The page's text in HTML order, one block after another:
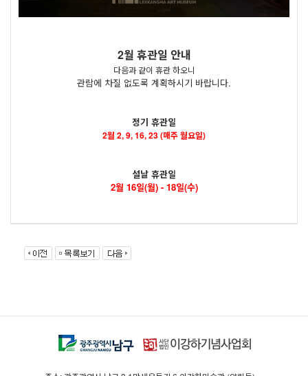
2월 휴관일 안내
다음과 같이 휴관 하오니
관람에 차질 없도록 계획하시기 바랍니다.
정기 휴관일
2월 2, 9, 16, 23 (매주 월요일)
설날 휴관일
2월 16일(월) - 18일(수)